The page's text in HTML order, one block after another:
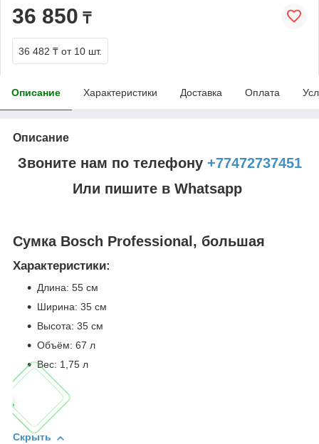
36 850 ₸
36 482 ₸ от 10 шт.
Описание Характеристики Доставка Оплата
Описание
Звоните нам по телефону +77472737451
Или пишите в Whatsapp
Сумка Bosch Professional, большая
Характеристики:
Длина: 55 см
Ширина: 35 см
Высота: 35 см
Объём: 67 л
Вес: 1,75 л
Скрыть